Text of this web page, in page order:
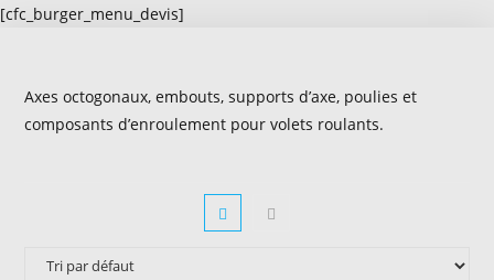
[cfc_burger_menu_devis]
Axes octogonaux, embouts, supports d’axe, poulies et
composants d’enroulement pour volets roulants.